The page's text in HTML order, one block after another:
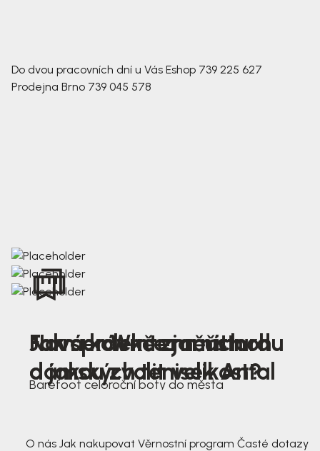
Do dvou pracovních dní u Vás Eshop 739 225 627
Prodejna Brno 739 045 578
Nová kolekce jarních
dámských tenisek Antal
Jak správně změřit nohu
a jakou zvolit velikost?
Farmer Winter mustard
Barefoot celoroční boty do města
O nás Jak nakupovat Věrnostní program Časté dotazy